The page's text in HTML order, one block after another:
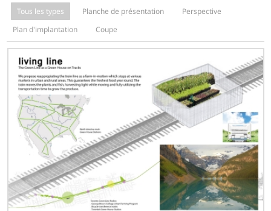
Tous les types Planche de présentation
Perspective
Plan d'implantation
Coupe